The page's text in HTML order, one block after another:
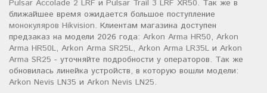
Pulsar Accolade 2 LRF и Pulsar Trail 3 LRF XR50. Так же в
ближайшее время ожидается большое поступление
монокуляров Hikvision. Клиентам магазина доступен
предзаказ на модели 2026 года: Arkon Arma HR50, Arkon
Arma HR50L, Arkon Arma SR25L, Arkon Arma LR35L и Arkon
Arma SR25 - уточняйте подробности у операторов. Так же
обновилась линейка устройств, в которую вошли модели:
Arkon Nevis LN35 и Arkon Nevis LN25.